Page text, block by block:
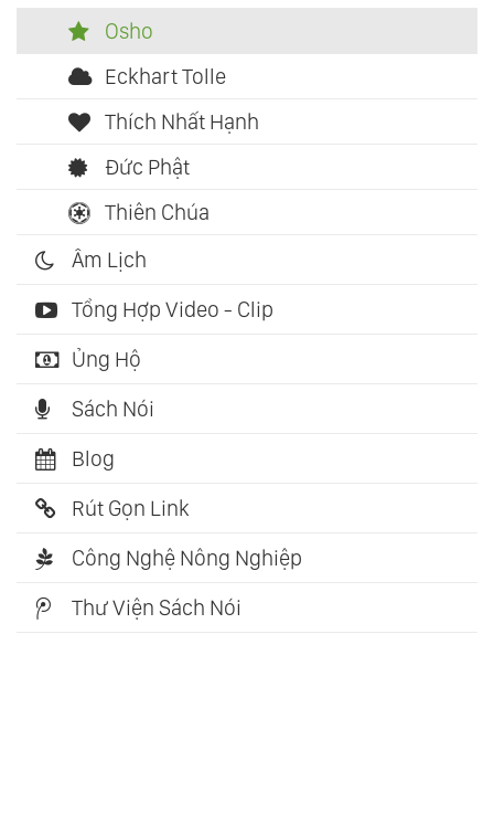
Osho
Eckhart Tolle
Thích Nhất Hạnh
Đức Phật
Thiên Chúa
Âm Lịch
Tổng Hợp Video - Clip
Ủng Hộ
Sách Nói
Blog
Rút Gọn Link
Công Nghệ Nông Nghiệp
Thư Viện Sách Nói